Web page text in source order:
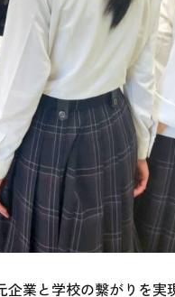
業と学校の繋がりを実